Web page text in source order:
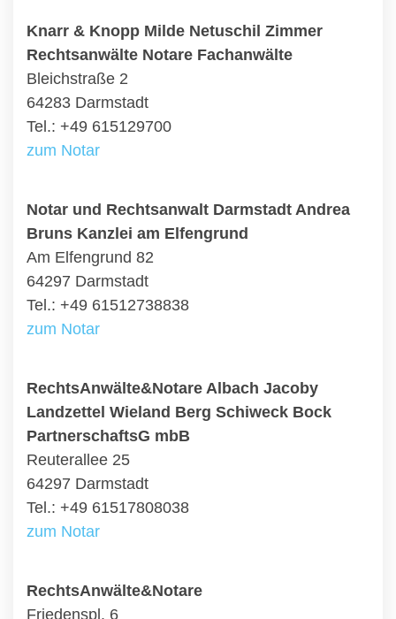
Knarr & Knopp Milde Netuschil Zimmer
Rechtsanwälte Notare Fachanwälte
Bleichstraße 2
64283 Darmstadt
Tel.: +49 615129700
zum Notar
Notar und Rechtsanwalt Darmstadt Andrea
Bruns Kanzlei am Elfengrund
Am Elfengrund 82
64297 Darmstadt
Tel.: +49 61512738838
zum Notar
RechtsAnwälte&Notare Albach Jacoby
Landzettel Wieland Berg Schiweck Bock
PartnerschaftsG mbB
Reuterallee 25
64297 Darmstadt
Tel.: +49 61517808038
zum Notar
RechtsAnwälte&Notare
Friedenspl. 6